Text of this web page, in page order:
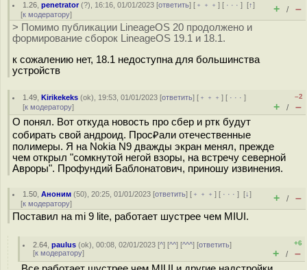
1.26 ,penetrator(?), 16:16, 01/01/2023 [ответить] [ ﹢﹢﹢] [ · · ·][↑]
[к модератору] + / –
> Помимо публикации LineageOS 20 продолжено и
формирование сборок LineageOS 19.1 и 18.1.
к сожалению нет, 18.1 недоступна для большинства
устройств
1.49 ,Kirikekeks (ok), 19:53, 01/01/2023 [ответить] [ ﹢﹢﹢] [ · · ·]
[к модератору]
–2
+ / –
О понял. Вот откуда новость про сбер и ртк будут
собирать свой андроид. Прос₽али отечественные
полимеры. Я на Nokia N9 дважды экран менял, прежде
чем открыл "сомкнутой негой взоры, на встречу северной
Авроры". Профундий Баблонатович, приношу извинения.
1.50 ,Аноним (50), 20:25, 01/01/2023 [ответить] [ ﹢﹢﹢] [ · · ·][↓]
[к модератору] + / –
Поставил на mi 9 lite, работает шустрее чем MIUI.
2.64 ,paulus (ok), 00:08, 02/01/2023 [^] [^^] [^^^] [ответить]
[к модератору]
+6
+ / –